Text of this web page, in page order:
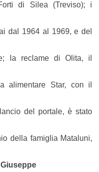
di Silea (Treviso); i
dal 1964 al 1969, e del
la reclame di Olita, il
alimentare Star, con il
del portale, è stato
della famiglia Mataluni,
Giuseppe